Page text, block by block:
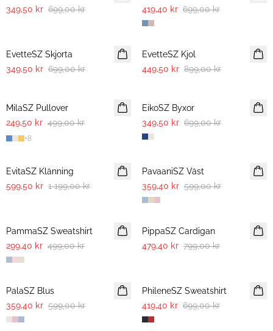
349,50 kr 699,00 kr
419,40 kr 699,00 kr
EvetteSZ Skjorta
349,50 kr 699,00 kr
-50%
EvetteSZ Kjol
449,50 kr 899,00 kr
MilaSZ Pullover
249,50 kr 499,00 kr
+8
EikoSZ Byxor
349,50 kr 699,00 kr
EvitaSZ Klänning
599,50 kr 1 199,00 kr
PavaaniSZ Väst
359,40 kr 599,00 kr
PammaSZ Sweatshirt
299,40 kr 499,00 kr
-40%
PippaSZ Cardigan
479,40 kr 799,00 kr
-40%
PalaSZ Blus
359,40 kr 599,00 kr
PhileneSZ Sweatshirt
419,40 kr 699,00 kr
-40% -40%